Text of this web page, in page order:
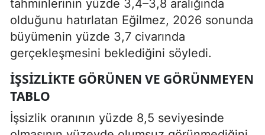
tahminlerinin yüzde 3,4–3,8 aralığında
olduğunu hatırlatan Eğilmez, 2026 sonunda
büyümenin yüzde 3,7 civarında
gerçekleşmesini beklediğini söyledi.
İŞSIZLIKTE GÖRÜNEN VE GÖRÜNMEYEN
TABLO
İşsizlik oranının yüzde 8,5 seviyesinde